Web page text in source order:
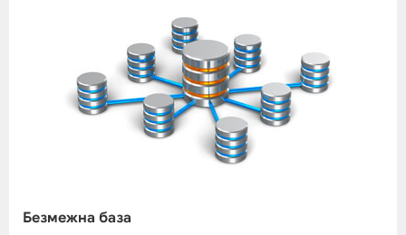
Безмежна база